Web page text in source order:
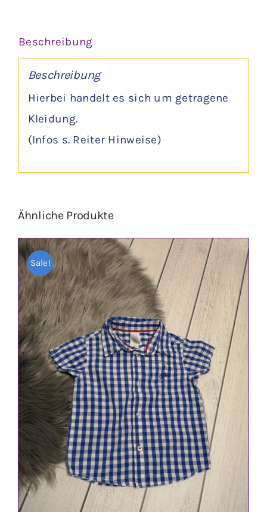
family
Menge
Beschreibung
Beschreibung
Hierbei handelt es sich um getragene
Kleidung.
(Infos s. Reiter Hinweise)
Ähnliche Produkte
Sale!